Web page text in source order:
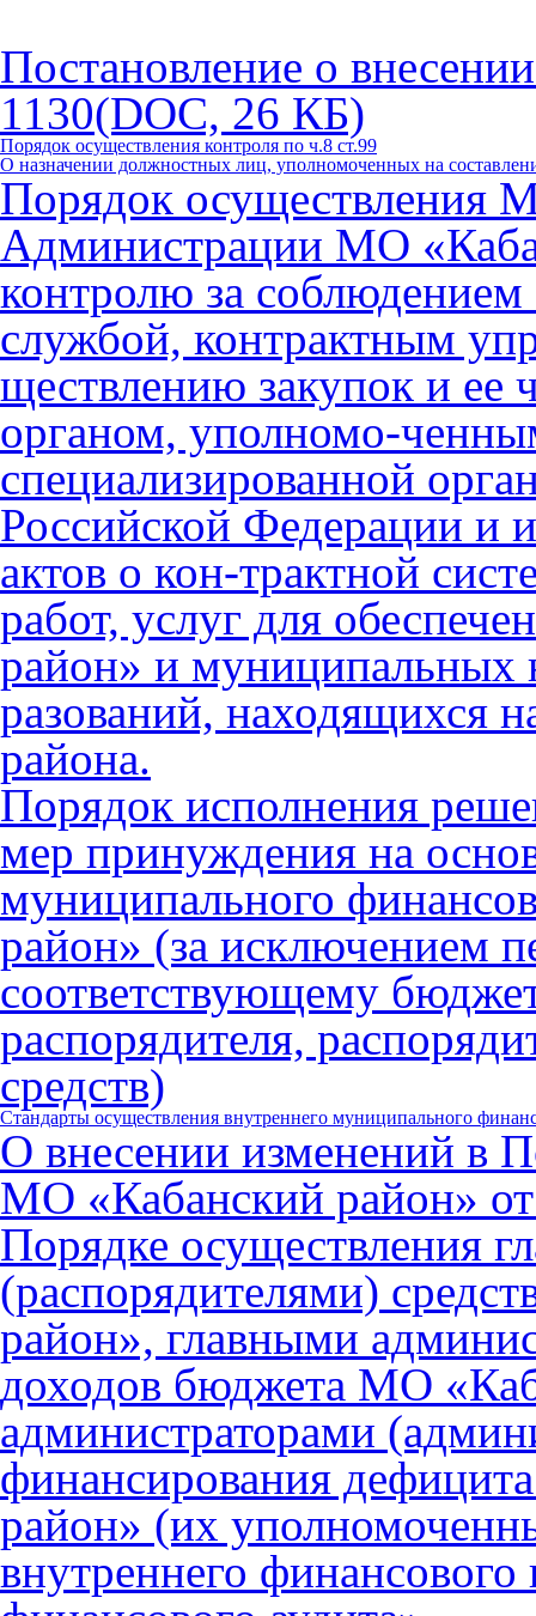
Постановление о
1130(DOC, 26 КБ)
Порядок осуществления контроля по ч.8 ст.99
О назначении должностных лиц, уполномоченных на
Порядок осуществления
Администрации МО
контролю за соблюдением
службой, контрактным
ществлению закупок и
органом, уполномо-
специализированной
Российской Федерации и
актов о кон-трактной
работ, услуг для
район» и
разований, находящихся
района.
Порядок исполнения
мер принуждения на
муниципального
район» (за исключением
соответствующему
распорядителя,
средств)
Стандарты осуществления внутреннего муниципального
О внесении изменений в
МО «Кабанский район»
Порядке осуществления
(распорядителями)
район», главными
доходов бюджета МО
администраторами
финансирования
район» (их
внутреннего финансового